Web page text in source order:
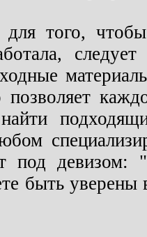
для того,
позволяет
под
быть уверены